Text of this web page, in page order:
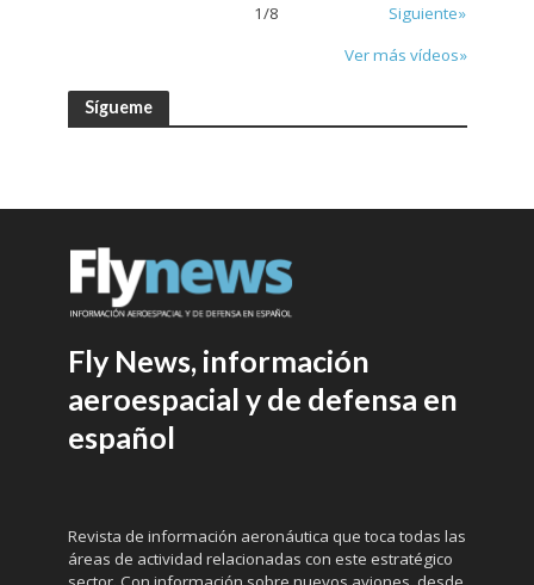
1/8
Siguiente»
Ver más vídeos»
Sígueme
Fly News, información
aeroespacial y de defensa en
español
Revista de información aeronáutica que toca todas las
áreas de actividad relacionadas con este estratégico